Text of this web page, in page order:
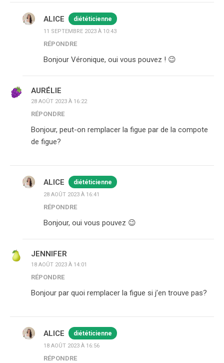
ALICE diététicienne
11 SEPTEMBRE 2023 À 10:43
RÉPONDRE
Bonjour Véronique, oui vous pouvez ! 😉
AURÉLIE
28 AOÛT 2023 À 16:22
RÉPONDRE
Bonjour, peut-on remplacer la figue par de la compote
de figue?
ALICE diététicienne
28 AOÛT 2023 À 16:41
RÉPONDRE
Bonjour, oui vous pouvez 😉
JENNIFER
18 AOÛT 2023 À 14:01
RÉPONDRE
Bonjour par quoi remplacer la figue si j’en trouve pas?
ALICE diététicienne
18 AOÛT 2023 À 16:56
RÉPONDRE